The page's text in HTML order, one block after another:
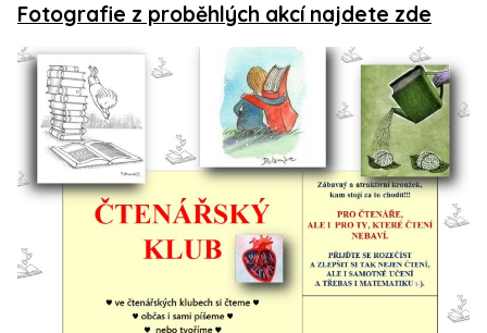
Fotografie z proběhlých akcí najdete zde